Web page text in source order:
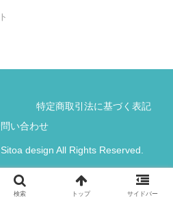
特定商取引法に基づく表記
い合わせ
design All Rights Reserved.
検索 トップ サイドバー